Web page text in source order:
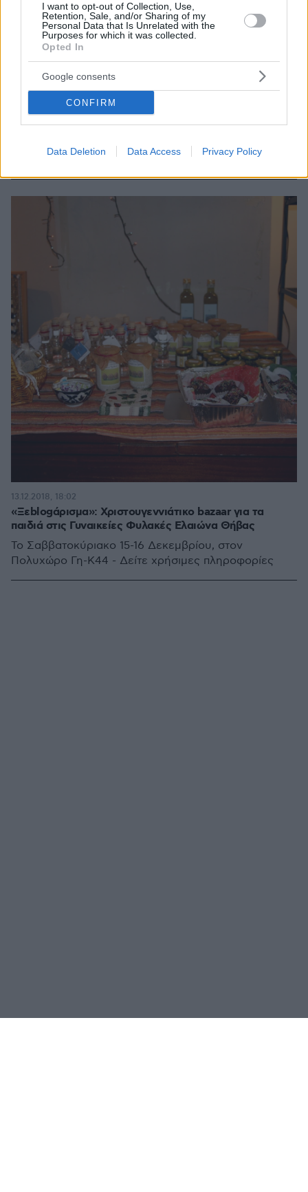
I want to opt-out of Collection, Use,
Retention, Sale, and/or Sharing of my
Personal Data that Is Unrelated with the
Purposes for which it was collected.
Opted In
Google consents
CONFIRM
Data Deletion Data Access Privacy Policy
«Ξεblogάρισμα»: Πασχαλινό bazaar για τα παιδιά στις
Γυναικείες Φυλακές Ελαιώνα Θήβας
Το Σαββατοκύριακο 13-14 Απριλίου στον Πολυχώρο
Γη-Κ44, στο Γκάζι - Δείτε χρήσιμες πληροφορίες
«Ξεblogάρισμα»: Χριστουγεννιάτικο bazaar για τα
παιδιά στις Γυναικείες Φυλακές Ελαιώνα Θήβας
Το Σαββατοκύριακο 15-16 Δεκεμβρίου, στον
Πολυχώρο Γη-Κ44 - Δείτε χρήσιμες πληροφορίες
13.12.2018, 18:02